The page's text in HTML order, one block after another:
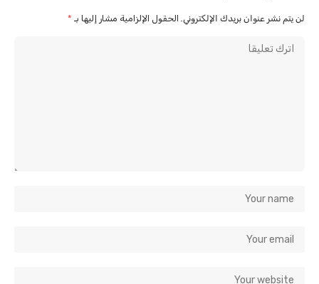
لن يتم نشر عنوان بريدك الإلكتروني. الحقول الإلزامية مشار إليها بـ *